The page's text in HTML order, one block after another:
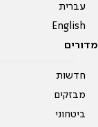
עברית
English
מדורים
חדשות
מבזקים
ביטחוני